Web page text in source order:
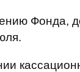
Фонда,